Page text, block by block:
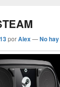
porAlex—No